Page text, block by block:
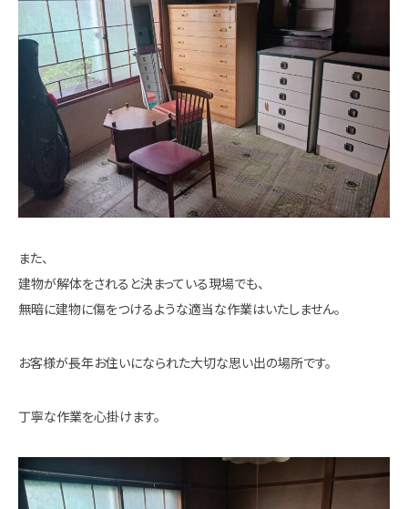
また、
建物が解体をされると決まっている現場でも、
無暗に建物に傷をつけるような適当な作業はいたしません。
お客様が長年お住いになられた大切な思い出の場所です。
丁寧な作業を心掛けます。